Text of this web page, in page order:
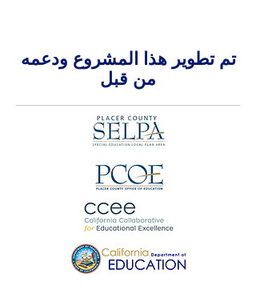
تم تطوير هذا المشروع ودعمه
من قبل